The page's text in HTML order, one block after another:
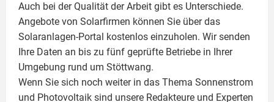
Auch bei der Qualität der Arbeit gibt es Unterschiede.
Angebote von Solarfirmen können Sie über das
Solaranlagen-Portal kostenlos einzuholen. Wir senden
Ihre Daten an bis zu fünf geprüfte Betriebe in Ihrer
Umgebung rund um Stöttwang.
Wenn Sie sich noch weiter in das Thema Sonnenstrom
und Photovoltaik sind unsere Redakteure und Experten